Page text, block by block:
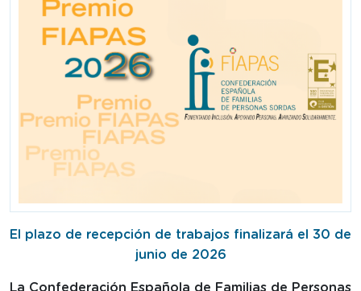
El plazo de recepción de trabajos finalizará el 30 de
junio de 2026
La Confederación Española de Familias de Personas